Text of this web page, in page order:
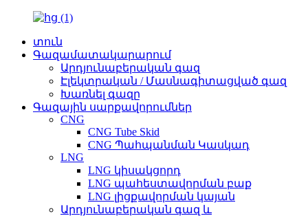
տուն
Գազամատակարարում
Արդյունաբերական գազ
Էլեկտրական / Մասնագիտացված գազ
Խառնել գազը
Գազային սարքավորումներ
CNG
CNG Tube Skid
CNG Պահպանման Կասկադ
LNG
LNG կիսակցորդ
LNG պահեստավորման բաք
LNG լիցքավորման կայան
Արդյունաբերական գազ և